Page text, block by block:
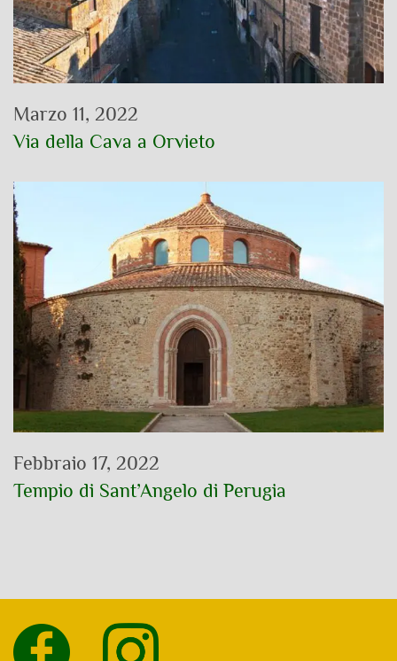
Marzo 11, 2022
Via della Cava a Orvieto
Febbraio 17, 2022
Tempio di Sant’Angelo di Perugia